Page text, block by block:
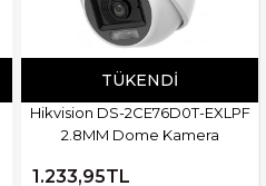
TÜKENDI
Hikvision DS-2CE76D0T-EXLPF
2.8MM Dome Kamera
1.233,95TL